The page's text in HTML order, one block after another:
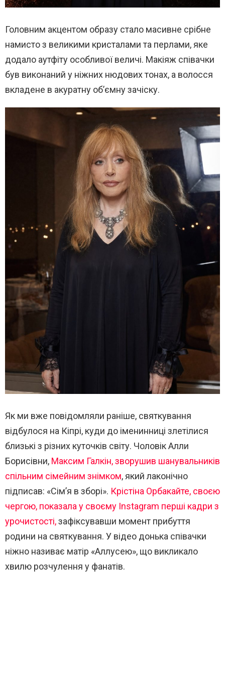
Головним акцентом образу стало масивне срібне
намисто з великими кристалами та перлами, яке
додало аутфіту особливої величі. Макіяж співачки
був виконаний у ніжних нюдових тонах, а волосся
вкладене в акуратну об’ємну зачіску.
Як ми вже повідомляли раніше, святкування
відбулося на Кіпрі, куди до іменинниці злетілися
близькі з різних куточків світу. Чоловік Алли
Борисівни, Максим Галкін, зворушив шанувальників
спільним сімейним знімком, який лаконічно
підписав: «Сім’я в зборі». Крістіна Орбакайте, своєю
чергою, показала у своєму Instagram перші кадри з
урочистості,зафіксувавши момент прибуття
родини на святкування. У відео донька співачки
ніжно називає матір «Аллусею», що викликало
хвилю розчулення у фанатів.